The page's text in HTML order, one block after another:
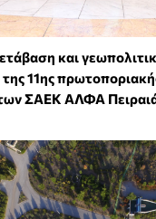
και
11ης
ΣΑΕΚ ΑΛΦΑ